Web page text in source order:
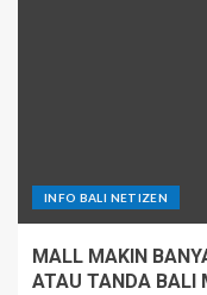
INFO BALI NETIZEN
MALL MAKIN
ATAU TANDA BALI